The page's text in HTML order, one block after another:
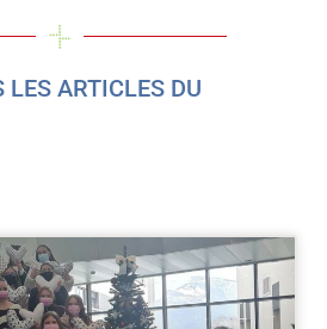
LES ARTICLES DU
Page